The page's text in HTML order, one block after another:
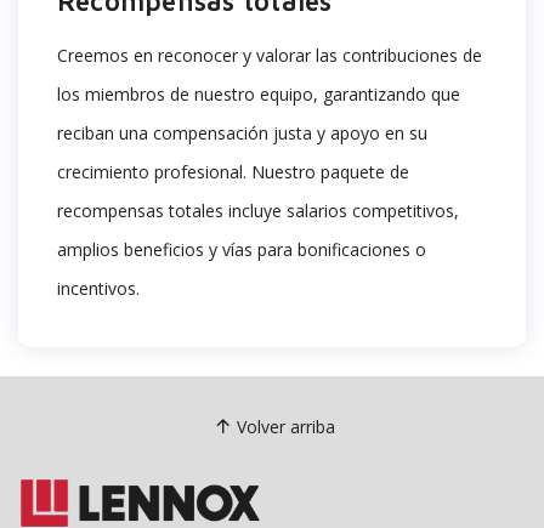
Creemos en reconocer y valorar las contribuciones de
los miembros de nuestro equipo, garantizando que
reciban una compensación justa y apoyo en su
crecimiento profesional. Nuestro paquete de
recompensas totales incluye salarios competitivos,
amplios beneficios y vías para bonificaciones o
incentivos.
Volver arriba